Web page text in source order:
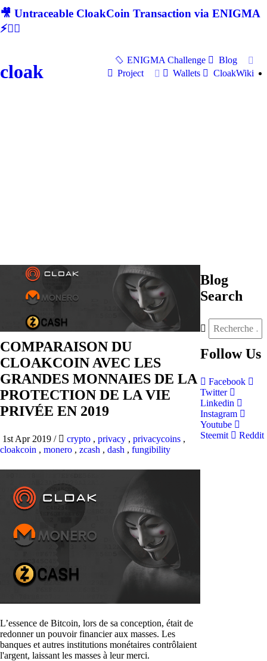
🎥 Untraceable CloakCoin Transaction via ENIGMA
⚡🕵‍♂
cloak
ENIGMA Challenge
Blog
Project
Wallets CloakWiki
COMPARAISON DU
CLOAKCOIN AVEC LES
GRANDES MONNAIES DE LA
PROTECTION DE LA VIE
PRIVÉE EN 2019
1st Apr 2019 / crypto , privacy , privacycoins ,
cloakcoin , monero , zcash , dash , fungibility
L’essence de Bitcoin, lors de sa conception, était de
redonner un pouvoir financier aux masses. Les
banques et autres institutions monétaires contrôlaient
l'argent, laissant les masses à leur merci.
Blog
Search
Follow Us
Facebook
Twitter
Linkedin
Instagram
Youtube
Steemit
Reddit